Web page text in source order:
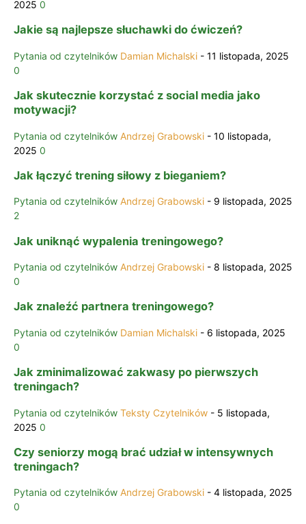
2025 0
Jakie są najlepsze słuchawki do ćwiczeń?
Pytania od czytelników Damian Michalski - 11 listopada, 2025
0
Jak skutecznie korzystać z social media jako
motywacji?
Pytania od czytelników Andrzej Grabowski - 10 listopada,
2025 0
Jak łączyć trening siłowy z bieganiem?
Pytania od czytelników Andrzej Grabowski - 9 listopada, 2025
2
Jak uniknąć wypalenia treningowego?
Pytania od czytelników Andrzej Grabowski - 8 listopada, 2025
0
Jak znaleźć partnera treningowego?
Pytania od czytelników Damian Michalski - 6 listopada, 2025
0
Jak zminimalizować zakwasy po pierwszych
treningach?
Pytania od czytelników Teksty Czytelników - 5 listopada,
2025 0
Czy seniorzy mogą brać udział w intensywnych
treningach?
Pytania od czytelników Andrzej Grabowski - 4 listopada, 2025
0